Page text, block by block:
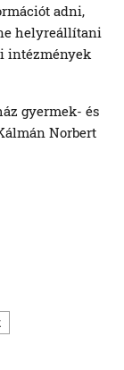
adni,
helyreállítani
intézmények
gyermek- és
Norbert